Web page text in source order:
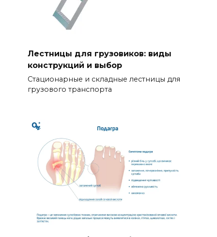
Лестницы для грузовиков: виды
конструкций и выбор
Стационарные и складные лестницы для
грузового транспорта